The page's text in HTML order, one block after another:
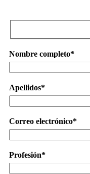
Nombre completo*
Apellidos*
Correo electrónico*
Profesión*